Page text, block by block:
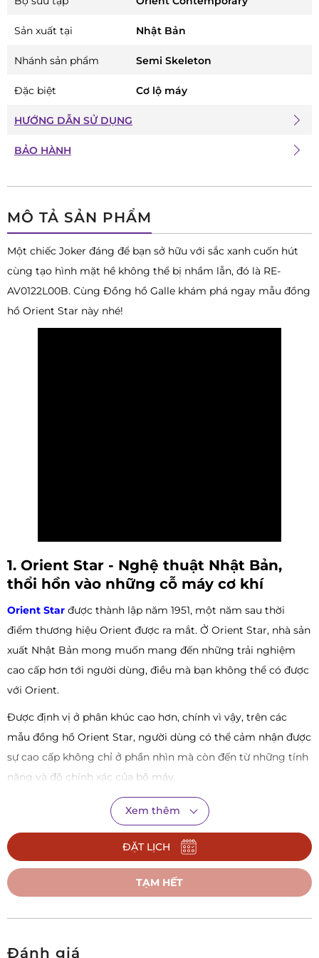
MÔ TẢ SẢN PHẨM
Một chiếc Joker đáng để bạn sở hữu với sắc xanh cuốn hút
cùng tạo hình mặt hề không thể bị nhầm lẫn, đó là RE-
AV0122L00B. Cùng Đồng hồ Galle khám phá ngay mẫu đồng
hồ Orient Star này nhé!
1. Orient Star - Nghệ thuật Nhật Bản,
thổi hồn vào những cỗ máy cơ khí
Orient Star được thành lập năm 1951, một năm sau thời
điểm thương hiệu Orient được ra mắt. Ở Orient Star, nhà sản
xuất Nhật Bản mong muốn mang đến những trải nghiệm
cao cấp hơn tới người dùng, điều mà bạn không thể có được
với Orient.
Được định vị ở phân khúc cao hơn, chính vì vậy, trên các
mẫu đồng hồ Orient Star, người dùng có thể cảm nhận được
sự cao cấp không chỉ ở phần nhìn mà còn đến từ những tính
năng và độ chính xác của bộ máy.
Xem thêm
ĐẶT LỊCH
TẠM HẾT
Sản xuất tại Nhật Bản
Nhánh sản phẩm Semi Skeleton
Đặc biệt Cơ lộ máy
HƯỚNG DẪN SỬ DỤNG
BẢO HÀNH
Đánh giá